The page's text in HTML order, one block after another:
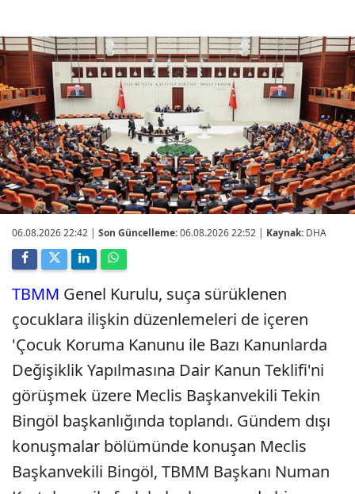
06.08.2026 22:42 | Son Güncelleme:06.08.2026 22:52 | Kaynak: DHA
TBMM Genel Kurulu, suça sürüklenen
çocuklara ilişkin düzenlemeleri de içeren
'Çocuk Koruma Kanunu ile Bazı Kanunlarda
Değişiklik Yapılmasına Dair Kanun Teklifi'ni
görüşmek üzere Meclis Başkanvekili Tekin
Bingöl başkanlığında toplandı. Gündem dışı
konuşmalar bölümünde konuşan Meclis
Başkanvekili Bingöl, TBMM Başkanı Numan